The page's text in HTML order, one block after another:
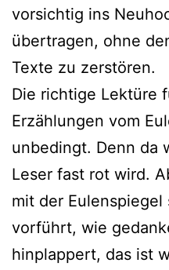
vorsichtig ins
übertragen, ohne
Texte zu zerstören.
Die richtige Lektüre
Erzählungen vom
unbedingt. Denn da
Leser fast rot wird.
mit der
vorführt, wie
hinplappert, das ist